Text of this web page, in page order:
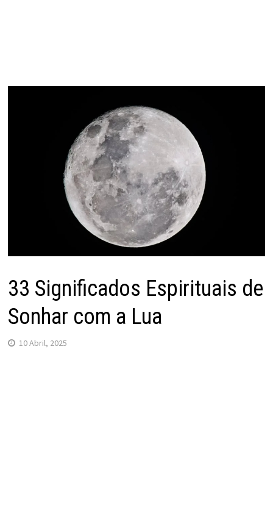
33 Significados Espirituais de
Sonhar com a Lua
10 Abril, 2025